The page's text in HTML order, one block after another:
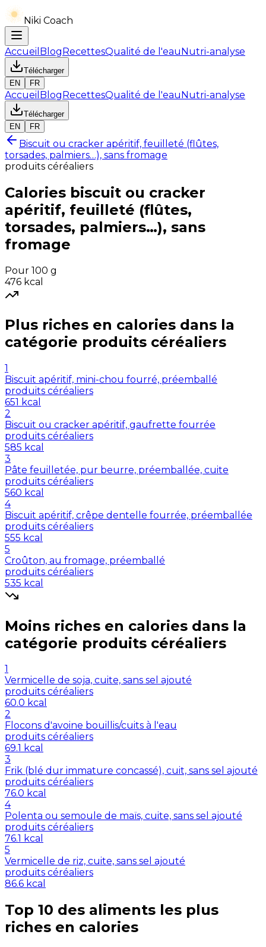
Niki Coach
Accueil BlogRecettesQualité de l'eauNutri-analyse
Télécharger
EN
FR
Accueil BlogRecettesQualité de l'eauNutri-analyse
Télécharger
EN
FR
Biscuit ou cracker apéritif, feuilleté (flûtes,
torsades, palmiers…), sans fromage
produits céréaliers
Calories biscuit ou cracker
apéritif, feuilleté (flûtes,
torsades, palmiers…), sans
fromage
Pour 100 g
476 kcal
Plus riches en calories dans la
catégorie produits céréaliers
1
Biscuit apéritif, mini-chou fourré, préemballé
produits céréaliers
651 kcal
2
Biscuit ou cracker apéritif, gaufrette fourrée
produits céréaliers
585 kcal
3
Pâte feuilletée, pur beurre, préemballée, cuite
produits céréaliers
560 kcal
4
Biscuit apéritif, crêpe dentelle fourrée, préemballée
produits céréaliers
555 kcal
5
Croûton, au fromage, préemballé
produits céréaliers
535 kcal
Moins riches en calories dans la
catégorie produits céréaliers
1
Vermicelle de soja, cuite, sans sel ajouté
produits céréaliers
60.0 kcal
2
Flocons d'avoine bouillis/cuits à l'eau
produits céréaliers
69.1 kcal
3
Frik (blé dur immature concassé), cuit, sans sel ajouté
produits céréaliers
76.0 kcal
4
Polenta ou semoule de maïs, cuite, sans sel ajouté
produits céréaliers
76.1 kcal
5
Vermicelle de riz, cuite, sans sel ajouté
produits céréaliers
86.6 kcal
Top 10 des aliments les plus
riches en calories